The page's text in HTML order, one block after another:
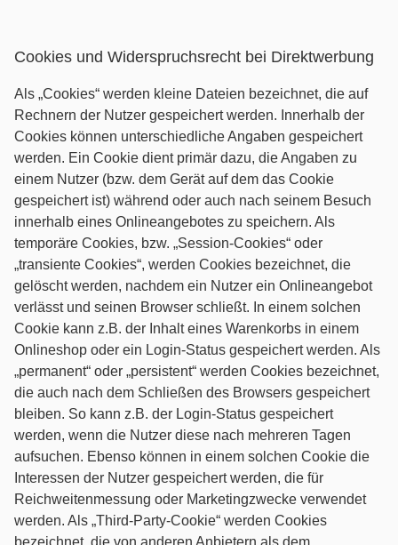
Cookies und Widerspruchsrecht bei Direktwerbung
Als „Cookies“ werden kleine Dateien bezeichnet, die auf
Rechnern der Nutzer gespeichert werden. Innerhalb der
Cookies können unterschiedliche Angaben gespeichert
werden. Ein Cookie dient primär dazu, die Angaben zu
einem Nutzer (bzw. dem Gerät auf dem das Cookie
gespeichert ist) während oder auch nach seinem Besuch
innerhalb eines Onlineangebotes zu speichern. Als
temporäre Cookies, bzw. „Session-Cookies“ oder
„transiente Cookies“, werden Cookies bezeichnet, die
gelöscht werden, nachdem ein Nutzer ein Onlineangebot
verlässt und seinen Browser schließt. In einem solchen
Cookie kann z.B. der Inhalt eines Warenkorbs in einem
Onlineshop oder ein Login-Status gespeichert werden. Als
„permanent“ oder „persistent“ werden Cookies bezeichnet,
die auch nach dem Schließen des Browsers gespeichert
bleiben. So kann z.B. der Login-Status gespeichert
werden, wenn die Nutzer diese nach mehreren Tagen
aufsuchen. Ebenso können in einem solchen Cookie die
Interessen der Nutzer gespeichert werden, die für
Reichweitenmessung oder Marketingzwecke verwendet
werden. Als „Third-Party-Cookie“ werden Cookies
bezeichnet, die von anderen Anbietern als dem